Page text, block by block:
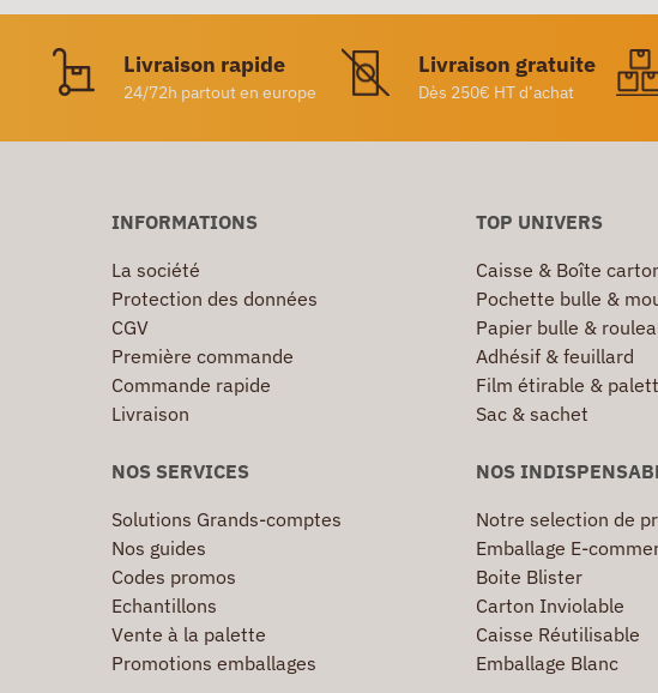
Livraison rapide
24/72h partout en europe
Livraison gratuite
Dès 250€ HT d’achat
INFORMATIONS
La société
Protection des données
CGV
Première commande
Commande rapide
Livraison
TOP UNIVERS
Caisse & Boîte
Pochette bulle &
Papier bulle &
Adhésif & feuillard
Film étirable &
Sac & sachet
NOS SERVICES
Solutions Grands-comptes
Nos guides
Codes promos
Echantillons
Vente à la palette
Promotions emballages
NOS
Notre selection de
Emballage E-
Boite Blister
Carton Inviolable
Caisse Réutilisable
Emballage Blanc